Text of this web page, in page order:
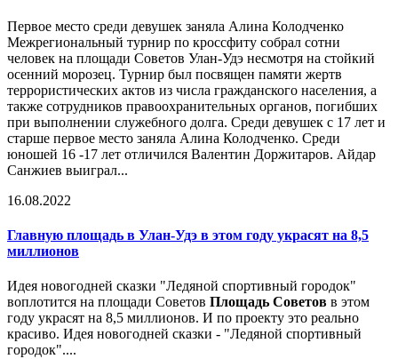
Первое место среди девушек заняла Алина Колодченко
Межрегиональный турнир по кроссфиту собрал сотни
человек на площади Советов Улан-Удэ несмотря на стойкий
осенний морозец. Турнир был посвящен памяти жертв
террористических актов из числа гражданского населения, а
также сотрудников правоохранительных органов, погибших
при выполнении служебного долга. Среди девушек с 17 лет и
старше первое место заняла Алина Колодченко. Среди
юношей 16 -17 лет отличился Валентин Доржитаров. Айдар
Санжиев выиграл...
16.08.2022
Главную площадь в Улан-Удэ в этом году украсят на 8,5
миллионов
Идея новогодней сказки "Ледяной спортивный городок"
воплотится на площади Советов Площадь Советов в этом
году украсят на 8,5 миллионов. И по проекту это реально
красиво. Идея новогодней сказки - "Ледяной спортивный
городок"....